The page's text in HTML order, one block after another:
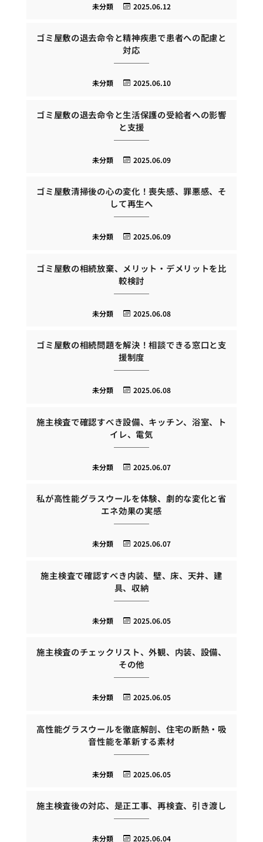
2025.06.12
未分類
ゴミ屋敷の退去命令と精神疾患で患者への配慮と
対応
2025.06.10
未分類
ゴミ屋敷の退去命令と生活保護の受給者への影響
と支援
2025.06.09
未分類
ゴミ屋敷清掃後の心の変化！喪失感、罪悪感、そ
して再生へ
2025.06.09
未分類
ゴミ屋敷の相続放棄、メリット・デメリットを比
較検討
2025.06.08
未分類
ゴミ屋敷の相続問題を解決！相談できる窓口と支
援制度
2025.06.08
未分類
施主検査で確認すべき設備、キッチン、浴室、ト
イレ、電気
2025.06.07
未分類
私が高性能グラスウールを体験、劇的な変化と省
エネ効果の実感
2025.06.07
未分類
施主検査で確認すべき内装、壁、床、天井、建
具、収納
2025.06.05
未分類
施主検査のチェックリスト、外観、内装、設備、
その他
2025.06.05
未分類
高性能グラスウールを徹底解剖、住宅の断熱・吸
音性能を革新する素材
2025.06.05
未分類
施主検査後の対応、是正工事、再検査、引き渡し
2025.06.04
未分類